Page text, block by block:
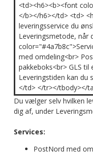
<td><h6><b><font
</b></h6></td> <td>
leveringsservice du
Leveringsmetode, når
med omdeling<br>
pakkeboks<br> GLS til
Leveringstiden kan du
</td> </tr></tbody></
Du vælger selv hvilken
dig af, under
Services:
PostNord med